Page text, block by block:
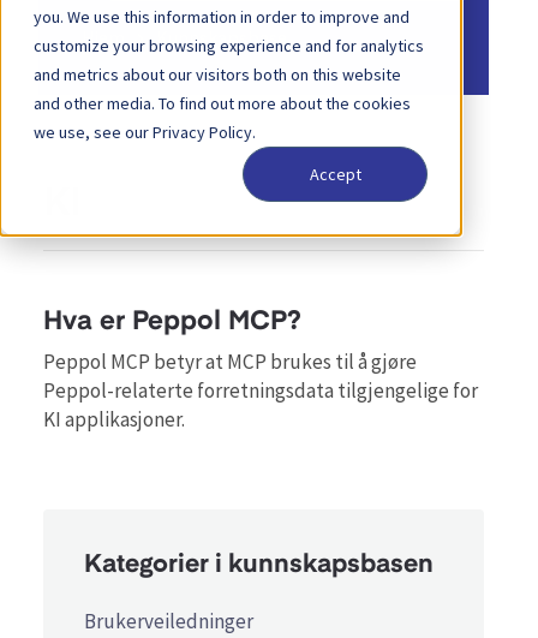
you. We use this information in order to improve and
customize your browsing experience and for analytics
and metrics about our visitors both on this website
and other media. To find out more about the cookies
we use, see our Privacy Policy.
Accept
Hjem Kunnskapsbase
Hva er Peppol MCP?
Peppol MCP betyr at MCP brukes til å gjøre
Peppol-relaterte forretningsdata tilgjengelige for
KI applikasjoner.
Kategorier i kunnskapsbasen
Brukerveiledninger